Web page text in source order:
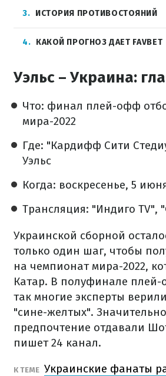
3 ИСТОРИЯ ПРОТИВОСТОЯНИЙ
4 КАКОЙ ПРОГНОЗ ДАЕТ FAVBET
Уэльс – Украина:
Что: финал плей-офф
мира-2022
Где: "Кардифф Сити
Уэльс
Когда: воскресенье, 5
Трансляция: "Индиго TV",
Украинской сборной
только один шаг, чтобы
на чемпионат мира-2022,
Катар. В полуфинале
так многие эксперты
"сине-желтых".
предпочтение отдавали
пишет 24 канал.
К ТЕМЕ Украинские фанаты